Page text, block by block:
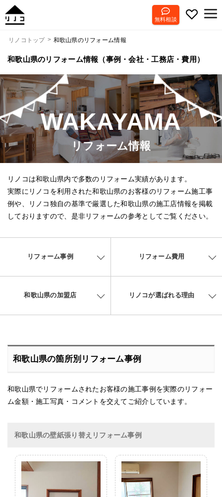
無料相談
リノコトップ 和歌山県のリフォーム情報
和歌山県のリフォーム情報（事例・会社・工務店・費用）
WAKAYAMA
リフォーム情報
リノコは和歌山県内で多数のリフォーム実績があります。
実際にリノコを利用された和歌山県のお客様のリフォーム施工事
例や、リノコ独自の基準で厳選した和歌山県の施工店情報を掲載
しておりますので、是非リフォームの参考としてご覧ください。
リフォーム事例 リフォーム費用
和歌山県の加盟店 リノコが選ばれる理由
和歌山県の箇所別リフォーム事例
和歌山県でリフォームされたお客様の施工事例を実際のリフォー
ム金額・施工写真・コメントを交えてご紹介しています。
和歌山県の壁紙張り替えリフォーム事例